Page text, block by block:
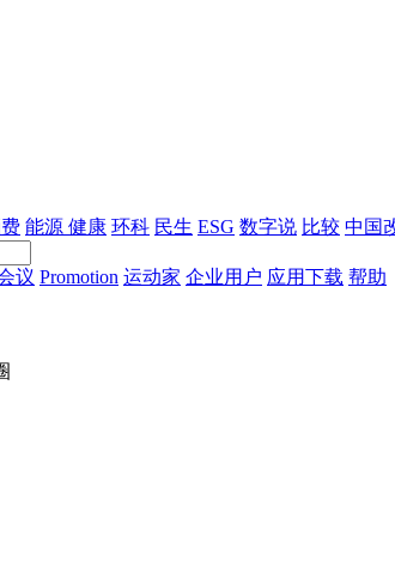
能源 健康 环科 民生 ESG 数字说 比较 中国
议 Promotion 运动家 企业用户 应用下载 帮助